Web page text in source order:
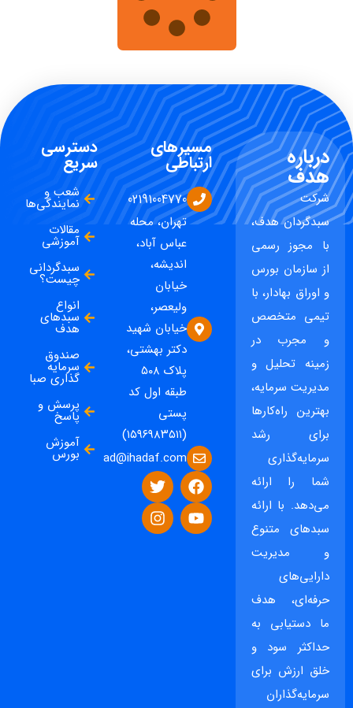
درباره
هدف
شرکت
سبدگردان هدف،
با مجوز رسمی
از سازمان بورس
و اوراق بهادار، با
تیمی متخصص
و مجرب در
زمینه تحلیل و
مدیریت سرمایه،
بهترین راه‌کارها
برای رشد
سرمایه‌گذاری
شما را ارائه
می‌دهد. با ارائه
سبدهای متنوع
و مدیریت
دارایی‌های
حرفه‌ای، هدف
ما دستیابی به
حداکثر سود و
خلق ارزش برای
سرمایه‌گذاران
مسیرهای
ارتباطی
02191004770
تهران، محله
عباس آباد،
اندیشه،
خیابان
ولیعصر،
خیابان شهید
دکتر بهشتی،
پلاک ۵۰۸
طبقه اول کد
پستی
(۱۵۹۶۹۸۳۵۱۱)
ad@ihadaf.com
دسترسی
سریع
شعب و
نمایندگی‌ها
مقالات
آموزشی
سبدگردانی
چیست؟
انواع
سبدهای
هدف
صندوق
سرمایه
گذاری صبا
پرسش و
پاسخ
آموزش
بورس